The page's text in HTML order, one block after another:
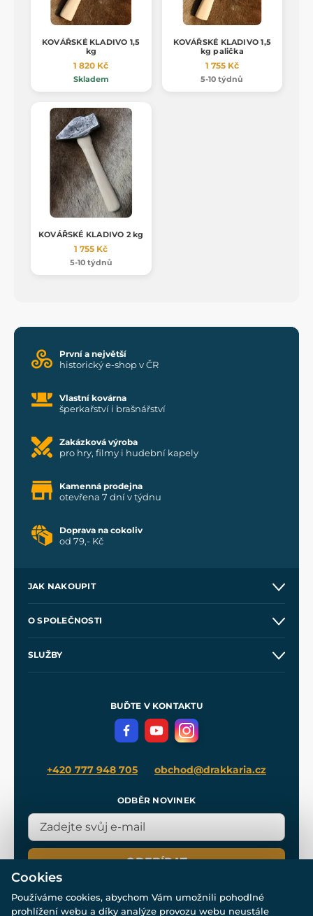
KOVÁŘSKÉ KLADIVO 1,5
kg
1 820 Kč
Skladem
KOVÁŘSKÉ KLADIVO 1,5
kg palička
1 755 Kč
5-10 týdnů
KOVÁŘSKÉ KLADIVO 2 kg
1 755 Kč
5-10 týdnů
První a největší
historický e-shop v ČR
Vlastní kovárna
šperkařství i brašnářství
Zakázková výroba
pro hry, filmy i hudební kapely
Kamenná prodejna
otevřena 7 dní v týdnu
Doprava na cokoliv
od 79,- Kč
JAK NAKOUPIT
Velkoobchod
O SPOLEČNOSTI
SLUŽBY
Meče pro Kingdom Come
BUĎTE V KONTAKTU
+420 777 948 705 obchod@drakkaria.cz
ODBĚR NOVINEK
ODEBÍRAT
Cookies
Používáme cookies, abychom Vám umožnili pohodlné
prohlížení webu a díky analýze provozu webu neustále